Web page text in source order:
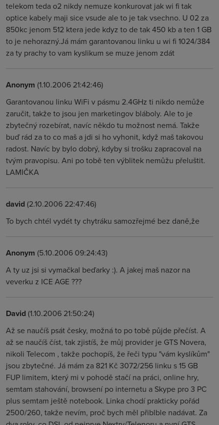
telekom teda o2 nikdy nemuze konkurovat jak wi fi tak
optice kabely maji sice vsude ale to je tak vsechno. U 02 za
850kc jenom 512 ktera jede kdyz to de tak 450 kb a ten 1 GB
to je nehorazný.Já mám garantovanou linku u wi fi 1024/384
za ty prachy to vam kyslikum se muze jenom zdát
Anonym (1.10.2006 21:42:46)
Garantovanou linku WiFi v pásmu 2.4GHz ti nikdo nemůže
zaručit, takže to jsou jen marketingov bláboly. Ale to je
zbytečný rozebírat, navíc někdo tu možnost nemá. Takže
buď rád za to co maš a jdi si ho vyhonit, když maš takovou
radost. Navíc by bylo dobrý, kdyby si trošku zapracoval na
tvým pravopisu. Ani po tobě ten výblitek nemůžu přeluštit.
LAMIČKA
david(2.10.2006 22:47:46)
To bych chtél vydét ty chytráku samozřejmé bez daně,že
Anonym (5.10.2006 09:24:43)
A ty uz jsi si vymačkal beďarky :). A jakej maš nazor na
veverku z ICE AGE ???
David(1.10.2006 21:50:24)
Až se naučíš psát česky, možná to po tobě půjde přečíst. A
až se naučíš číst, tak zjistíš, že můj provider je GTS Novera,
nikoli Telecom , takže pochopíš, že řeči typu "vám kyslíkům"
jsou zbytečné. Já mám za 821 Kč 3072/256 linku s 15 GB
FUP limitem, který mi v pohodě stačí na práci, online hry,
semtam stahování, browsení po internetu a Skype pro 3 PC
plus semtam ještě notebook. Linka chodí prakticky pořád
2500/260, takže nevím, proč bych měl přiblble nadávat. Za